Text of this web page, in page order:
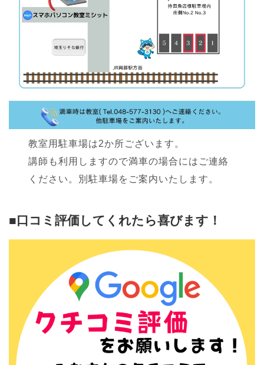
教室用駐車場は2か所ございます。
講師も利用しますので満車の場合にはご連絡
ください。別駐車場をご案内いたします。
■口コミ評価してくれたら喜びます！